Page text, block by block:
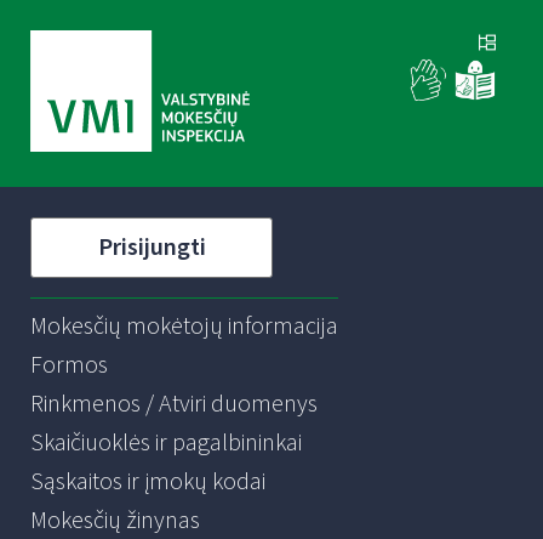
Prisijungti
Mokesčių mokėtojų informacija
Formos
Rinkmenos / Atviri duomenys
Skaičiuoklės ir pagalbininkai
Sąskaitos ir įmokų kodai
Mokesčių žinynas